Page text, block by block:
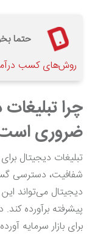
حتما
روش‌های کسب
چرا تبلیغات
ضروری
تبلیغات دیجیتال
شفافیت، دسترسی
دیجیتال می‌تواند این
پیشرفته برآورده
برای بازار سرمایه